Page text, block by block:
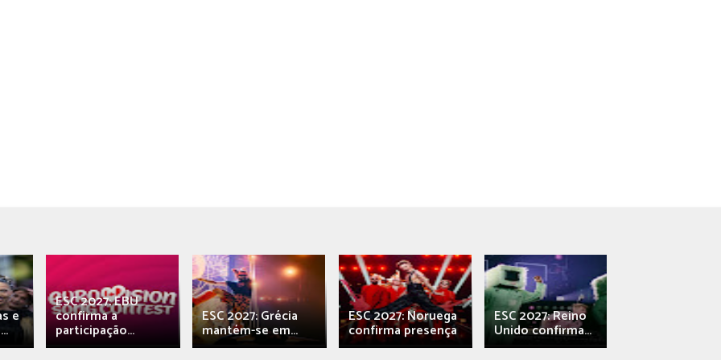
e
ESC 2027: EBU
confirma a
participação...
ESC 2027: Grécia
mantém-se em...
ESC 2027: Noruega
confirma presença
ESC 2027: Reino
Unido confirma...